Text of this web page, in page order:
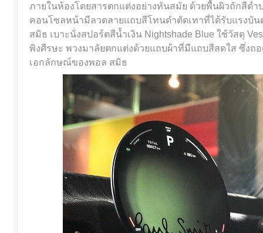
ภายในห้องโดยสารตกแต่งอย่างทันสมัย ด้วยพื้นผิวถักสีด
คอนโซลหน้ามีลวดลายแถบสีโทนดำตัดเทาที่ได้รับแรงบั
สมิธ เบาะนั่งสปอร์ตสีน้ำเงิน Nightshade Blue ใช้วัสดุ
พิงศีรษะ พวงมาลัยตกแต่งด้วยแถบผ้าที่มีแถบสีสดใส ซึ่งถ
เอกลักษณ์ของพอล สมิธ